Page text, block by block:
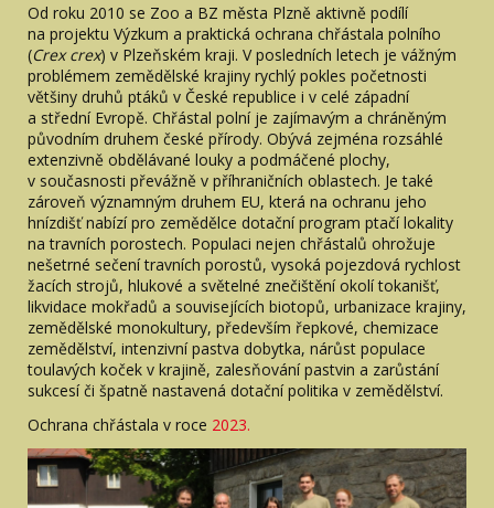
Od roku 2010 se Zoo a BZ města Plzně aktivně podílí
na projektu Výzkum a praktická ochrana chřástala polního
(Crex crex) v Plzeňském kraji. V posledních letech je vážným
problémem zemědělské krajiny rychlý pokles početnosti
většiny druhů ptáků v České republice i v celé západní
a střední Evropě. Chřástal polní je zajímavým a chráněným
původním druhem české přírody. Obývá zejména rozsáhlé
extenzivně obdělávané louky a podmáčené plochy,
v současnosti převážně v příhraničních oblastech. Je také
zároveň významným druhem EU, která na ochranu jeho
hnízdišť nabízí pro zemědělce dotační program ptačí lokality
na travních porostech. Populaci nejen chřástalů ohrožuje
nešetrné sečení travních porostů, vysoká pojezdová rychlost
žacích strojů, hlukové a světelné znečištění okolí tokanišť,
likvidace mokřadů a souvisejících biotopů, urbanizace krajiny,
zemědělské monokultury, především řepkové, chemizace
zemědělství, intenzivní pastva dobytka, nárůst populace
toulavých koček v krajině, zalesňování pastvin a zarůstání
sukcesí či špatně nastavená dotační politika v zemědělství.
Ochrana chřástala v roce 2023.